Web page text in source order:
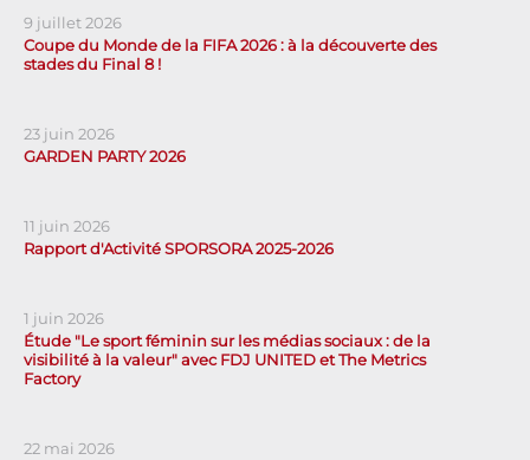
9 juillet 2026
Coupe du Monde de la FIFA 2026 : à la découverte des
stades du Final 8 !
23 juin 2026
GARDEN PARTY 2026
11 juin 2026
Rapport d'Activité SPORSORA 2025-2026
1 juin 2026
Étude "Le sport féminin sur les médias sociaux : de la
visibilité à la valeur" avec FDJ UNITED et The Metrics
Factory
22 mai 2026